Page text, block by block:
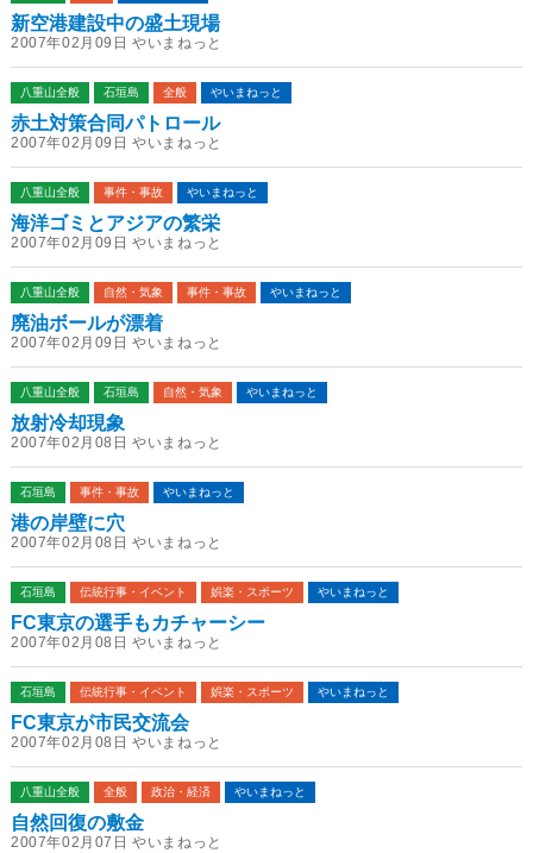
新空港建設中の盛土現場
2007年02月09日 やいまねっと
八重山全般 石垣島 全般 やいまねっと
赤土対策合同パトロール
2007年02月09日 やいまねっと
八重山全般 事件・事故 やいまねっと
海洋ゴミとアジアの繁栄
2007年02月09日 やいまねっと
八重山全般 自然・気象 事件・事故 やいまねっと
廃油ボールが漂着
2007年02月09日 やいまねっと
八重山全般 石垣島 自然・気象 やいまねっと
放射冷却現象
2007年02月08日 やいまねっと
石垣島 事件・事故 やいまねっと
港の岸壁に穴
2007年02月08日 やいまねっと
石垣島 伝統行事・イベント 娯楽・スポーツ やいまねっと
FC東京の選手もカチャーシー
2007年02月08日 やいまねっと
石垣島 伝統行事・イベント 娯楽・スポーツ やいまねっと
FC東京が市民交流会
2007年02月08日 やいまねっと
八重山全般 全般 政治・経済 やいまねっと
自然回復の敷金
2007年02月07日 やいまねっと